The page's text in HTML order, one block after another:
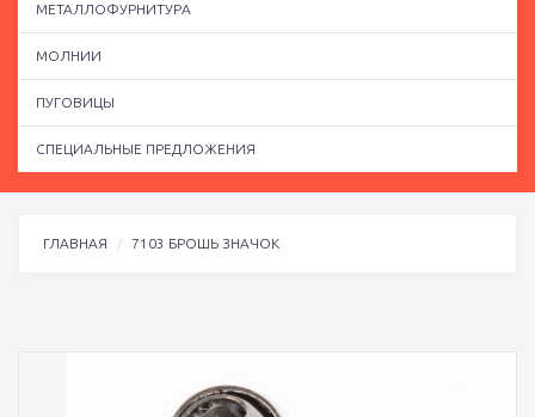
МЕТАЛЛОФУРНИТУРА
МОЛНИИ
ПУГОВИЦЫ
СПЕЦИАЛЬНЫЕ ПРЕДЛОЖЕНИЯ
ГЛАВНАЯ 7103 БРОШЬ ЗНАЧОК